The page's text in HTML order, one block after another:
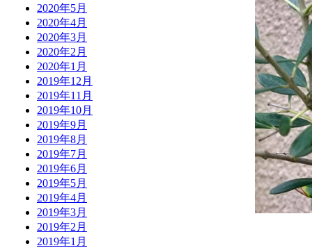
2020年5月
2020年4月
2020年3月
2020年2月
2020年1月
2019年12月
2019年11月
2019年10月
2019年9月
2019年8月
2019年7月
2019年6月
2019年5月
2019年4月
2019年3月
2019年2月
2019年1月